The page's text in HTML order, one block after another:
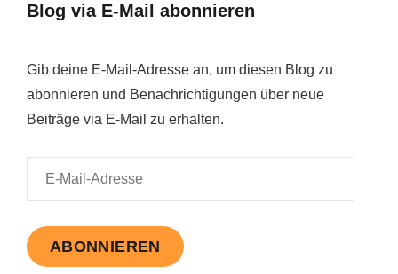
Blog via E-Mail abonnieren
Gib deine E-Mail-Adresse an, um diesen Blog zu
abonnieren und Benachrichtigungen über neue
Beiträge via E-Mail zu erhalten.
ABONNIEREN